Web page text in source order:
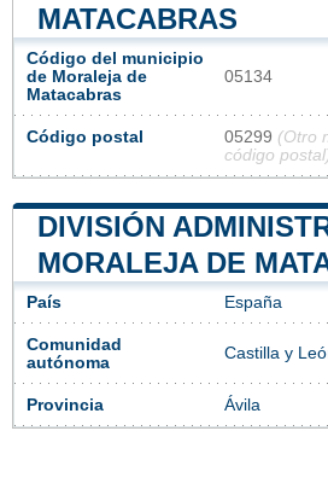
MATACABRAS
Código del municipio
de Moraleja de
Matacabras
05134
Código postal 05299 (Otro
código
DIVISIÓN
MORALEJA DE
País España
Comunidad
autónoma
Castilla y
Provincia Ávila